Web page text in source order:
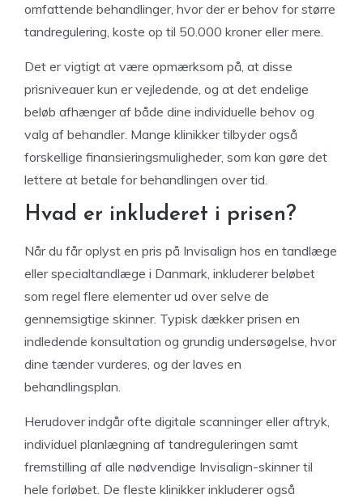
omfattende behandlinger, hvor der er behov for større
tandregulering, koste op til 50.000 kroner eller mere.
Det er vigtigt at være opmærksom på, at disse
prisniveauer kun er vejledende, og at det endelige
beløb afhænger af både dine individuelle behov og
valg af behandler. Mange klinikker tilbyder også
forskellige finansieringsmuligheder, som kan gøre det
lettere at betale for behandlingen over tid.
Hvad er inkluderet i prisen?
Når du får oplyst en pris på Invisalign hos en tandlæge
eller specialtandlæge i Danmark, inkluderer beløbet
som regel flere elementer ud over selve de
gennemsigtige skinner. Typisk dækker prisen en
indledende konsultation og grundig undersøgelse, hvor
dine tænder vurderes, og der laves en
behandlingsplan.
Herudover indgår ofte digitale scanninger eller aftryk,
individuel planlægning af tandreguleringen samt
fremstilling af alle nødvendige Invisalign-skinner til
hele forløbet. De fleste klinikker inkluderer også